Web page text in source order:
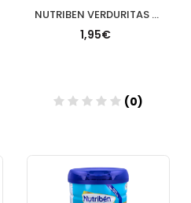
NUTRIBEN VERDURITAS CON POLLO
1,95€
(0)
Añadir